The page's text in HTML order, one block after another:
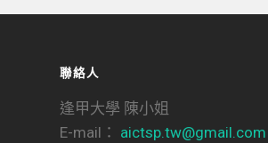
聯絡人
逢甲大學 陳小姐
E-mail： aictsp.tw@gmail.com